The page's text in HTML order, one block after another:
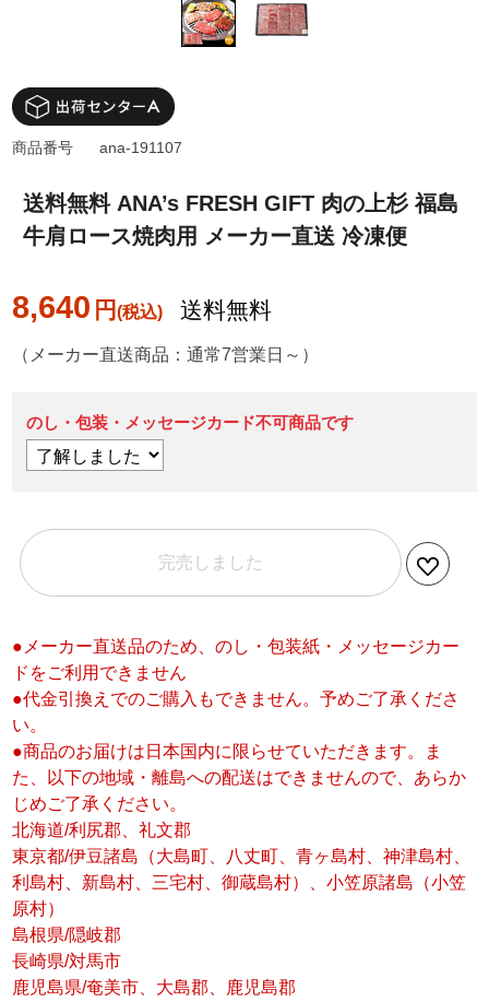
送料無料 ANA’s FRESH GIFT 肉の上杉 福島
牛肩ロース焼肉用 メーカー直送 冷凍便
8,640 円 送料無料
商品番号 ana-191107
（メーカー直送商品：通常7営業日～）
のし・包装・メッセージカード不可商品です
完売しました
●メーカー直送品のため、のし・包装紙・メッセージカー
ドをご利用できません
●代金引換えでのご購入もできません。予めご了承くださ
い。
●商品のお届けは日本国内に限らせていただきます。ま
た、以下の地域・離島への配送はできませんので、あらか
じめご了承ください。
北海道/利尻郡、礼文郡
東京都/伊豆諸島（大島町、八丈町、青ヶ島村、神津島村、
利島村、新島村、三宅村、御蔵島村）、小笠原諸島（小笠
原村）
島根県/隠岐郡
長崎県/対馬市
鹿児島県/奄美市、大島郡、鹿児島郡